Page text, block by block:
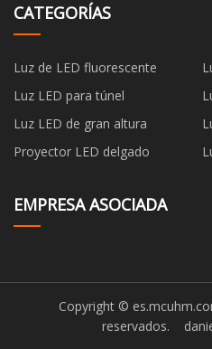
CATEGORÍAS
Luz de LED fluorescente
Luz LED para túnel
Luz LED de gran altura
Proyector LED delgado
EMPRESA ASOCIADA
Copyright ©
reservados.